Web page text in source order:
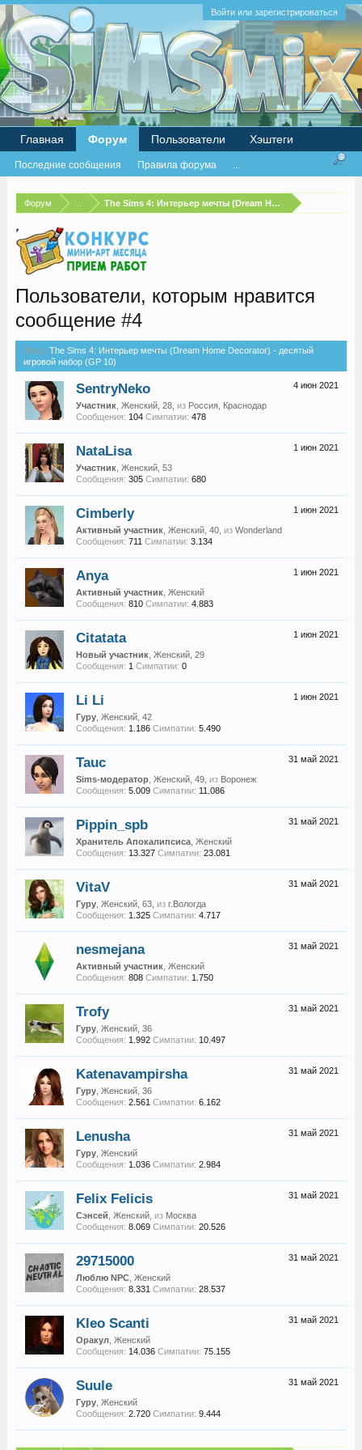
Войти или зарегистрироваться
Форум The Sims 4: Интерьер мечты (Dream Home Decorator) -
Пользователи, которым нравится
сообщение #4
Тема: The Sims 4: Интерьер мечты (Dream Home Decorator) - десятый
игровой набор (GP 10)
4 июн 2021
SentryNeko
Участник, Женский, 28, из Россия, Краснодар
Сообщения: 104 Симпатии: 478
1 июн 2021
NataLisa
Участник, Женский, 53
Сообщения: 305 Симпатии: 680
1 июн 2021
Cimberly
Активный участник, Женский, 40, из Wonderland
Сообщения: 711 Симпатии: 3.134
1 июн 2021
Anya
Активный участник, Женский
Сообщения: 810 Симпатии: 4.883
1 июн 2021
Citatata
Новый участник, Женский, 29
Сообщения: 1 Симпатии: 0
1 июн 2021
Li Li
Гуру, Женский, 42
Сообщения: 1.186 Симпатии: 5.490
31 май 2021
Tauc
Sims-модератор, Женский, 49, из Воронеж
Сообщения: 5.009 Симпатии: 11.086
31 май 2021
Pippin_spb
Хранитель Апокалипсиса, Женский
Сообщения: 13.327 Симпатии: 23.081
31 май 2021
VitaV
Гуру, Женский, 63, из г.Вологда
Сообщения: 1.325 Симпатии: 4.717
31 май 2021
nesmejana
Активный участник, Женский
Сообщения: 808 Симпатии: 1.750
31 май 2021
Trofy
Гуру, Женский, 36
Сообщения: 1.992 Симпатии: 10.497
31 май 2021
Katenavampirsha
Гуру, Женский, 36
Сообщения: 2.561 Симпатии: 6.162
31 май 2021
Lenusha
Гуру, Женский
Сообщения: 1.036 Симпатии: 2.984
31 май 2021
Felix Felicis
Сэнсей , Женский, из Москва
Сообщения: 8.069 Симпатии: 20.526
31 май 2021
29715000
Люблю NPC, Женский
Сообщения: 8.331 Симпатии: 28.537
31 май 2021
Kleo Scanti
Оракул, Женский
Сообщения: 14.036 Симпатии: 75.155
31 май 2021
Suule
Гуру, Женский
Сообщения: 2.720 Симпатии: 9.444
Главная Форум
Последние сообщения Правила форума ...
Пользователи Хэштеги